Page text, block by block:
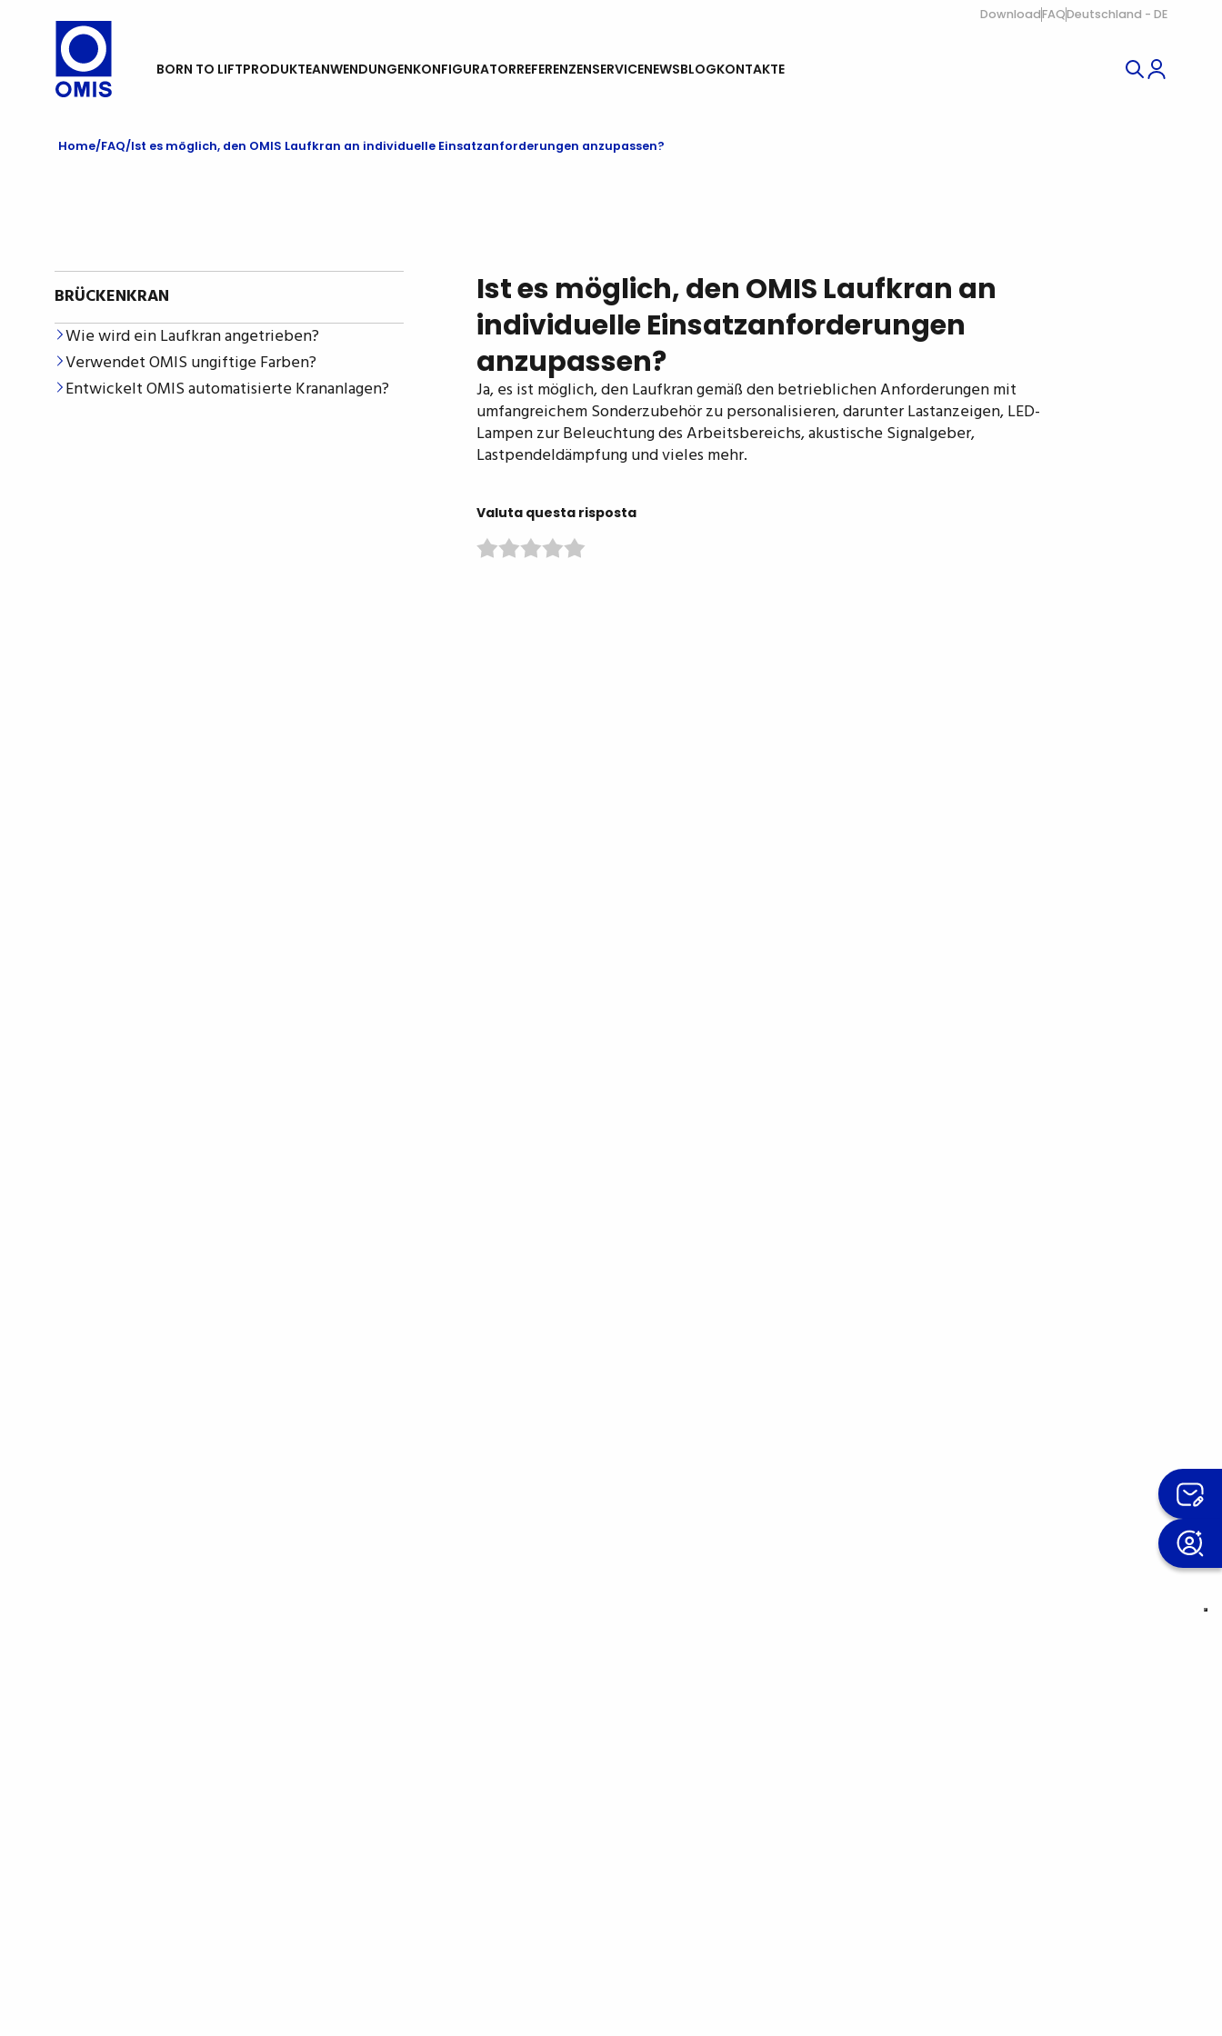
DownloadFAQ Deutschland - DE
BORN TO LIFTPRODUKTEANWENDUNGENKONFIGURATORREFERENZENSERVICENEWSBLOGKONTAKTE
Home FAQ Ist es möglich, den OMIS Laufkran an individuelle Einsatzanforderungen anzupassen?
BRÜCKENKRAN
Wie wird ein Laufkran angetrieben?
Verwendet OMIS ungiftige Farben?
Entwickelt OMIS automatisierte Krananlagen?
Ist es möglich, den OMIS Laufkran an
individuelle Einsatzanforderungen
anzupassen?
Ja, es ist möglich, den Laufkran gemäß den betrieblichen Anforderungen mit
umfangreichem Sonderzubehör zu personalisieren, darunter Lastanzeigen, LED-
Lampen zur Beleuchtung des Arbeitsbereichs, akustische Signalgeber,
Lastpendeldämpfung und vieles mehr.
Valuta questa risposta